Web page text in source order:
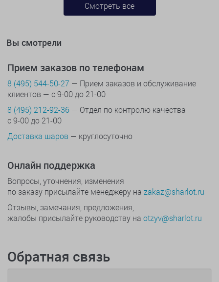
Смотреть все
Вы смотрели
Прием заказов по телефонам
8 (495) 544-50-27 — Прием заказов и обслуживание
клиентов — с 9-00 до 21-00
8 (495) 212-92-36 — Отдел по контролю качества
с 9-00 до 21-00
Доставка шаров — круглосуточно
Онлайн поддержка
Вопросы, уточнения, изменения
по заказу присылайте менеджеру на zakaz@sharlot.ru
Отзывы, замечания, предложения,
жалобы присылайте руководству на otzyv@sharlot.ru
Обратная связь